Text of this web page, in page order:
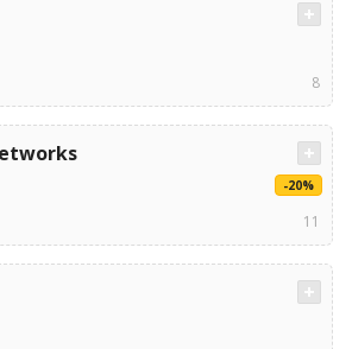
8
-20%
11